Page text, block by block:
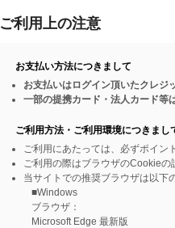
ご利用上の注意
お支払い方法につきまして
お支払いはログイン頂いたクレジ
一部の提携カード・法人カード等
ご利用方法・ご利用環境につきまし
ご利用にあたっては、必ずポイン
ご利用の際はブラウザのCookieの
当サイトでの推奨ブラウザは以下
■Windows
ブラウザ：
Microsoft Edge 最新版